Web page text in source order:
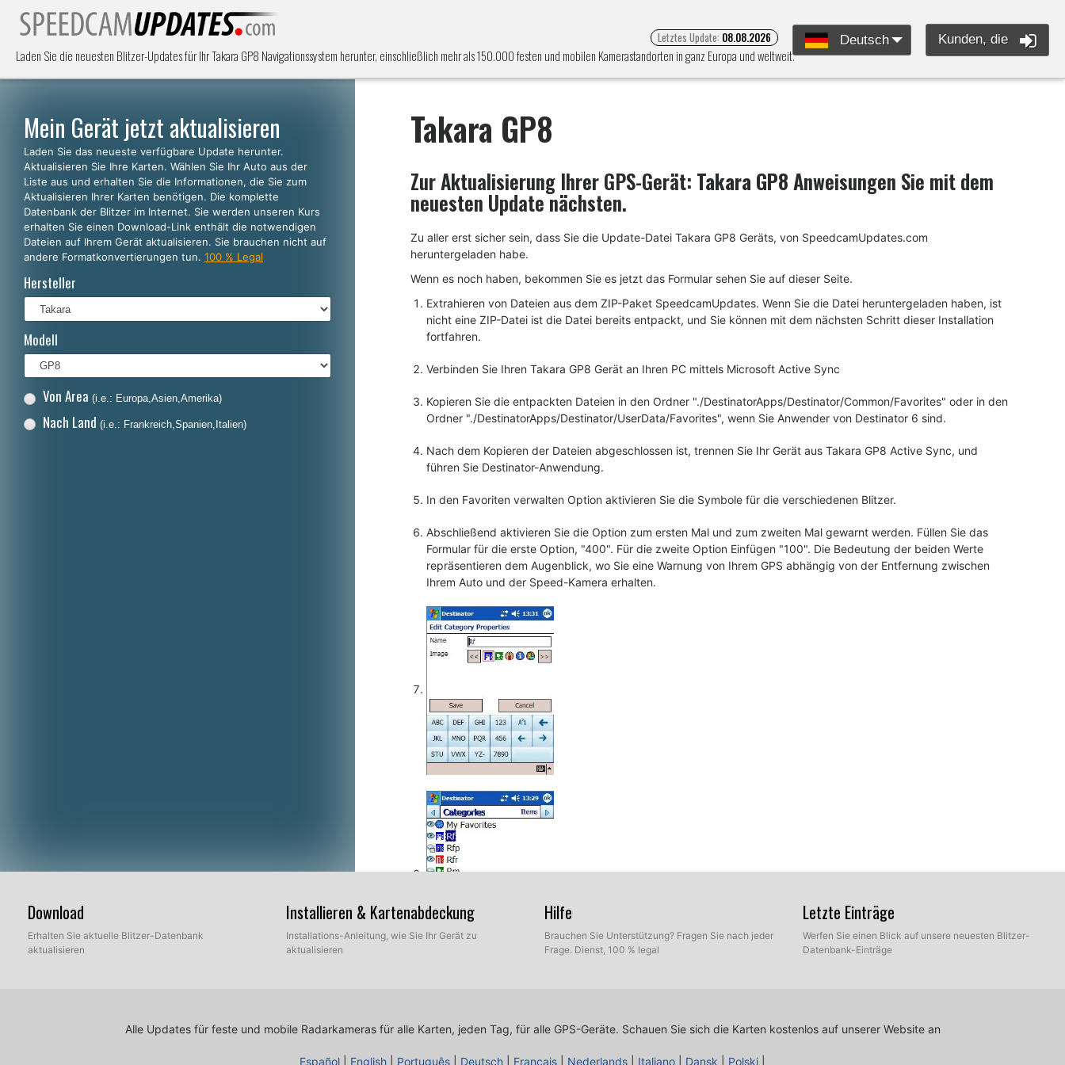
Laden Sie die neuesten Blitzer-Updates für Ihr Takara GP8 Navigationssystem herunter, einschließlich mehr als 150.000 festen und mobilen Kamerastandorten in ganz Europa und weltweit.
Letztes Update: 08.08.2026 Deutsch Kunden, die
Mein Gerät jetzt aktualisieren
Laden Sie das neueste verfügbare Update herunter.
Aktualisieren Sie Ihre Karten. Wählen Sie Ihr Auto aus der
Liste aus und erhalten Sie die Informationen, die Sie zum
Aktualisieren Ihrer Karten benötigen. Die komplette
Datenbank der Blitzer im Internet. Sie werden unseren Kurs
erhalten Sie einen Download-Link enthält die notwendigen
Dateien auf Ihrem Gerät aktualisieren. Sie brauchen nicht auf
andere Formatkonvertierungen tun. 100 % Legal
Hersteller
Modell
Von Area (i.e.: Europa,Asien,Amerika)
Nach Land (i.e.: Frankreich,Spanien,Italien)
Takara GP8
Zur Aktualisierung Ihrer GPS-Gerät: Takara GP8Anweisungen Sie mit dem
neuesten Update nächsten.
Zu aller erst sicher sein, dass Sie die Update-Datei Takara GP8 Geräts, von SpeedcamUpdates.com
heruntergeladen habe.
Wenn es noch haben, bekommen Sie es jetzt das Formular sehen Sie auf dieser Seite.
Extrahieren von Dateien aus dem ZIP-Paket SpeedcamUpdates. Wenn Sie die Datei heruntergeladen haben, ist
nicht eine ZIP-Datei ist die Datei bereits entpackt, und Sie können mit dem nächsten Schritt dieser Installation
fortfahren.
Verbinden Sie Ihren Takara GP8 Gerät an Ihren PC mittels Microsoft Active Sync
Kopieren Sie die entpackten Dateien in den Ordner "./DestinatorApps/Destinator/Common/Favorites" oder in den
Ordner "./DestinatorApps/Destinator/UserData/Favorites", wenn Sie Anwender von Destinator 6 sind.
Nach dem Kopieren der Dateien abgeschlossen ist, trennen Sie Ihr Gerät aus Takara GP8 Active Sync, und
führen Sie Destinator-Anwendung.
In den Favoriten verwalten Option aktivieren Sie die Symbole für die verschiedenen Blitzer.
Abschließend aktivieren Sie die Option zum ersten Mal und zum zweiten Mal gewarnt werden. Füllen Sie das
Formular für die erste Option, "400". Für die zweite Option Einfügen "100". Die Bedeutung der beiden Werte
repräsentieren dem Augenblick, wo Sie eine Warnung von Ihrem GPS abhängig von der Entfernung zwischen
Ihrem Auto und der Speed-Kamera erhalten.
Download
Erhalten Sie aktuelle Blitzer-Datenbank
aktualisieren
Installieren & Kartenabdeckung
Installations-Anleitung, wie Sie Ihr Gerät zu
aktualisieren
Hilfe
Brauchen Sie Unterstützung? Fragen Sie nach jeder
Frage. Dienst, 100 % legal
Letzte Einträge
Werfen Sie einen Blick auf unsere neuesten Blitzer-
Datenbank-Einträge
Alle Updates für feste und mobile Radarkameras für alle Karten, jeden Tag, für alle GPS-Geräte. Schauen Sie sich die Karten kostenlos auf unserer Website an
Español English Português Deutsch Français Nederlands Italiano Dansk Polski